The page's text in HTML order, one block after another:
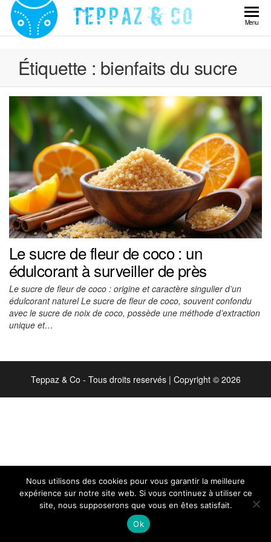
Skip
content
Teppaz
Menu
Étiquette : bienfaits du sucre
Le sucre de fleur de coco : un
édulcorant à surveiller de près
Le sucre de fleur de coco : origine et caractère singulier d’un
édulcorant naturel Le sucre de fleur de coco, souvent confondu
avec le sucre de noix de coco, possède une méthode d’extraction
unique et…
Teppaz & Co - Tous droits reservés | Copyright © 2026
Nous utilisons des cookies pour vous garantir la meilleure
expérience sur notre site web. Si vous continuez à utiliser ce
site, nous supposerons que vous en êtes satisfait.
Ok